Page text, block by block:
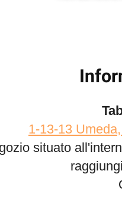
1‑13‑13
situato